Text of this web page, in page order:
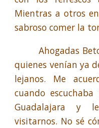
Mientras a otros
sabroso comer la
Ahogadas
quienes venían ya
lejanos. Me
cuando
Guadalajara y
visitarnos. No sé